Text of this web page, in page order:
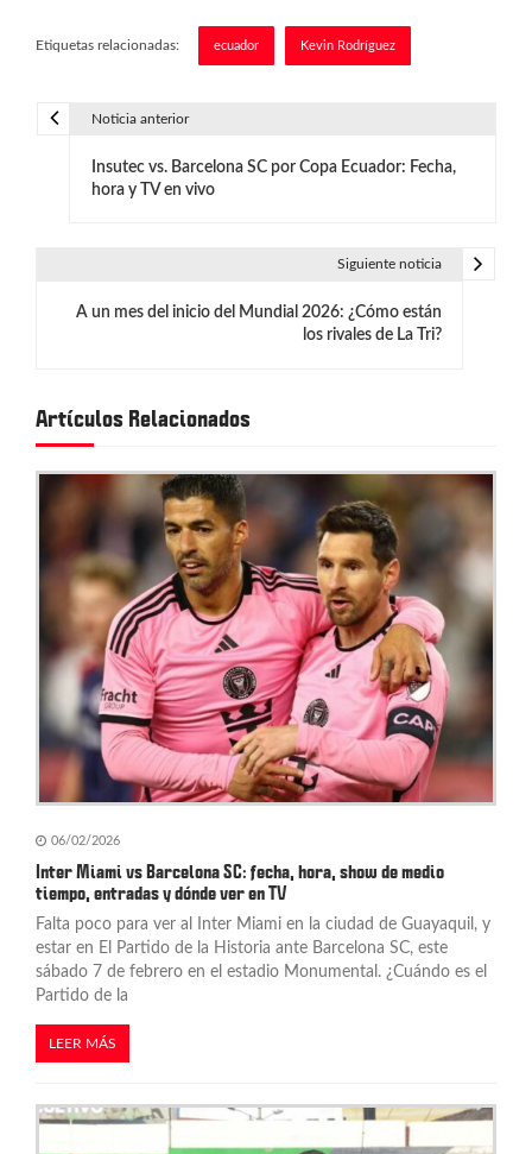
Etiquetas relacionadas: ecuador Kevin Rodríguez
i
ó
d
e
e
r
d
a
s
Noticia anterior
Insutec vs. Barcelona SC por Copa Ecuador: Fecha,
hora y TV en vivo
Siguiente noticia
A un mes del inicio del Mundial 2026: ¿Cómo están
los rivales de La Tri?
Artículos Relacionados
06/02/2026
Inter Miami vs Barcelona SC: fecha, hora, show de medio
tiempo, entradas y dónde ver en TV
Falta poco para ver al Inter Miami en la ciudad de Guayaquil, y
estar en El Partido de la Historia ante Barcelona SC, este
sábado 7 de febrero en el estadio Monumental. ¿Cuándo es el
Partido de la
LEER MÁS